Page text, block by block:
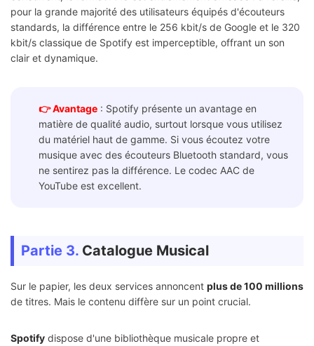
pour la grande majorité des utilisateurs équipés d'écouteurs
standards, la différence entre le 256 kbit/s de Google et le 320
kbit/s classique de Spotify est imperceptible, offrant un son
clair et dynamique.
👉 Avantage : Spotify présente un avantage en
matière de qualité audio, surtout lorsque vous utilisez
du matériel haut de gamme. Si vous écoutez votre
musique avec des écouteurs Bluetooth standard, vous
ne sentirez pas la différence. Le codec AAC de
YouTube est excellent.
Partie 3. Catalogue Musical
Sur le papier, les deux services annoncent plus de 100 millions
de titres. Mais le contenu diffère sur un point crucial.
Spotify dispose d'une bibliothèque musicale propre et